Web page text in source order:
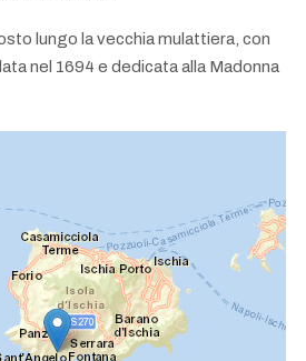
lungo la vecchia mulattiera, con
nel 1694 e dedicata alla Madonna